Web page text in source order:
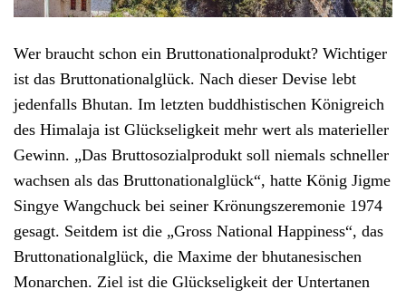
Wer braucht schon ein Bruttonationalprodukt? Wichtiger
ist das Bruttonationalglück. Nach dieser Devise lebt
jedenfalls Bhutan. Im letzten buddhistischen Königreich
des Himalaja ist Glückseligkeit mehr wert als materieller
Gewinn. „Das Bruttosozialprodukt soll niemals schneller
wachsen als das Bruttonationalglück“, hatte König Jigme
Singye Wangchuck bei seiner Krönungszeremonie 1974
gesagt. Seitdem ist die „Gross National Happiness“, das
Bruttonationalglück, die Maxime der bhutanesischen
Monarchen. Ziel ist die Glückseligkeit der Untertanen